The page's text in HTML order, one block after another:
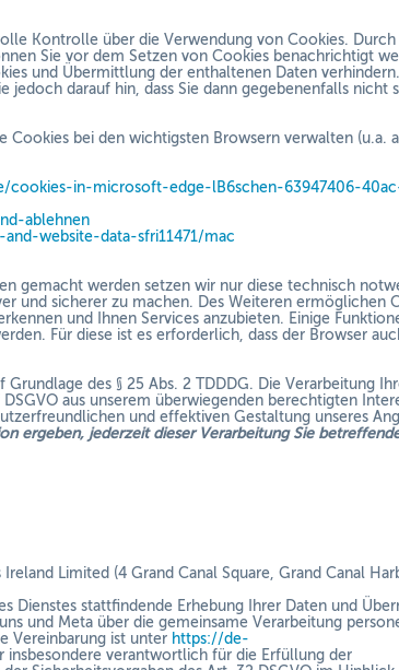
Kontrolle über die Verwendung von Cookies. Durch
Sie vor dem Setzen von Cookies benachrichtigt
und Übermittlung der enthaltenen Daten
darauf hin, dass Sie dann gegebenenfalls nicht
Cookies bei den wichtigsten Browsern verwalten (u.a.
in-microsoft-edge-lB6schen-63947406-
ablehnen
website-data-sfri11471/mac
gemacht werden setzen wir nur diese technisch
und sicherer zu machen. Des Weiteren ermöglichen
und Ihnen Services anzubieten. Einige
Für diese ist es erforderlich, dass der Browser
des § 25 Abs. 2 TDDDG. Die Verarbeitung
aus unserem überwiegenden berechtigten
und effektiven Gestaltung unseres
ergeben, jederzeit dieser Verarbeitung Sie
Limited (4 Grand Canal Square, Grand Canal
Dienstes stattfindende Erhebung Ihrer Daten und
und Meta über die gemeinsame Verarbeitung
Vereinbarung ist unter https://de-
insbesondere verantwortlich für die Erfüllung der